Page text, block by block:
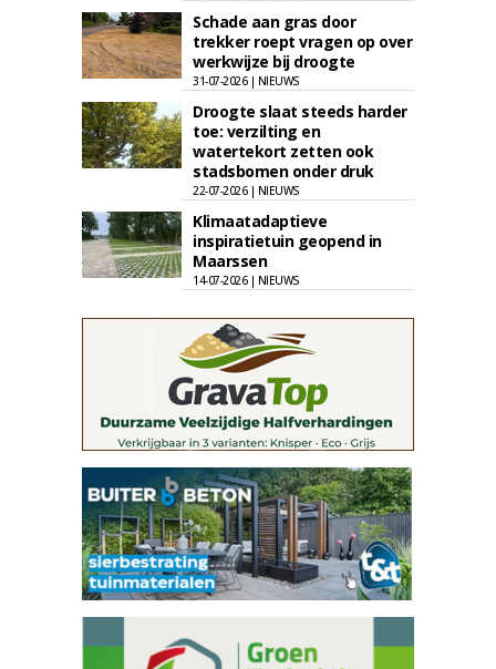
Schade aan gras door
trekker roept vragen op over
werkwijze bij droogte
31-07-2026 | NIEUWS
Droogte slaat steeds harder
toe: verzilting en
watertekort zetten ook
stadsbomen onder druk
22-07-2026 | NIEUWS
Klimaatadaptieve
inspiratietuin geopend in
Maarssen
14-07-2026 | NIEUWS